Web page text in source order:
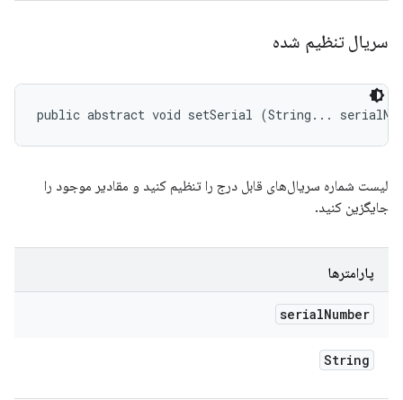
سریال تنظیم شده
public abstract void setSerial (String...
لیست شماره سریال‌های قابل درج را تنظیم کنید و مقادیر موجود را
جایگزین کنید.
پارامترها
serialNumber
String